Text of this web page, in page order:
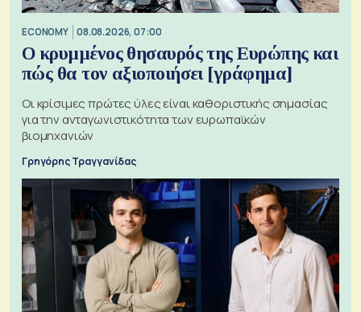
ECONOMY 08.08.2026, 07:00
Ο κρυμμένος θησαυρός της Ευρώπης και
πώς θα τον αξιοποιήσει [γράφημα]
Οι κρίσιμες πρώτες ύλες είναι καθοριστικής σημασίας
για την ανταγωνιστικότητα των ευρωπαϊκών
βιομηχανιών
Γρηγόρης Τραγγανίδας